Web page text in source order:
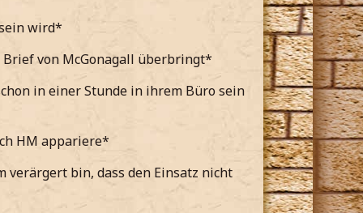
wird*
von McGonagall überbringt*
in einer Stunde in ihrem Büro sein
HM appariere*
bin, dass den Einsatz nicht